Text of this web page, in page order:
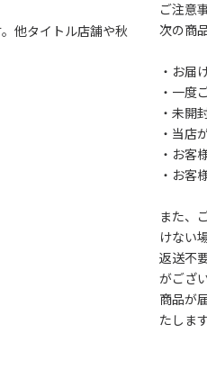
他タイトル店舗や秋
ご注意
次の商
・お届
・一度
・未開
・当店
・お客
・お客
また、
けない
返送不
がござ
商品が
たします